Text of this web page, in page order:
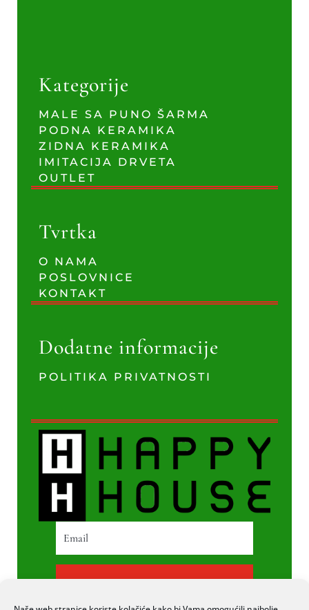
Kategorije
MALE SA PUNO ŠARMA
PODNA KERAMIKA
ZIDNA KERAMIKA
IMITACIJA DRVETA
OUTLET
Tvrtka
O NAMA
POSLOVNICE
KONTAKT
Dodatne informacije
POLITIKA PRIVATNOSTI
PRETPLATI SE